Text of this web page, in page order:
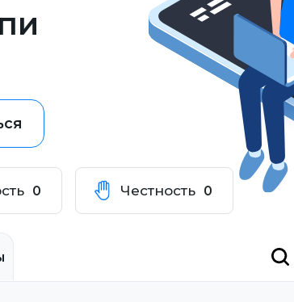
0 Честность 0